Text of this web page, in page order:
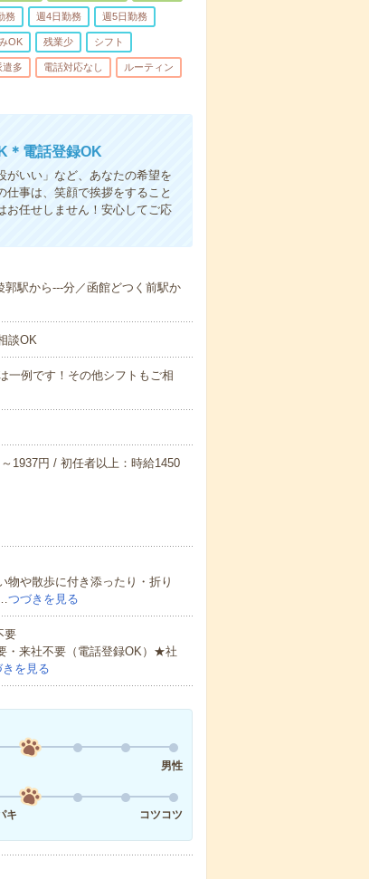
務 週4日勤務 週5日勤務
OK 残業少 シフト
遣多 電話対応なし ルーティン
＊電話登録OK
いい」など、あなたの希望を
事は、笑顔で挨拶をすること
お任せしません！安心してご応
駅から---分／函館どつく前駅か
談OK
一例です！その他シフトもご相
1937円 / 初任者以上：時給1450
や散歩に付き添ったり・折り
つづきを見る
要
・来社不要（電話登録OK）★社
きを見る
男性
キ
コツコツ